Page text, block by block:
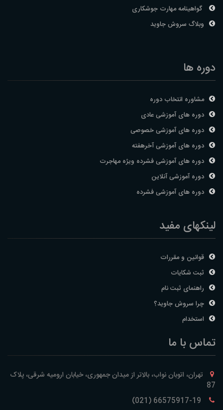
گواهینامه مهارت جوشکاری
وبلاگ سروش جاوید
دوره ها
مشاوره انتخاب دوره
دوره های آموزشی عادی
دوره های آموزشی خصوصی
دوره های آموزشی آخرهفته
دوره های آموزشی فشرده ویژه مهاجرت
دوره آموزشی آنلاین
دوره های آموزشی فشرده
لینکهای مفید
قوانین و مقررات
ثبت شکایات
راهنمای ثبت نام
چرا سروش جاوید؟
استخدام
تماس با ما
تهران، اتوبان نواب، بالاتر از میدان جمهوری، خیابان ارومیه شرقی، پلاک
87